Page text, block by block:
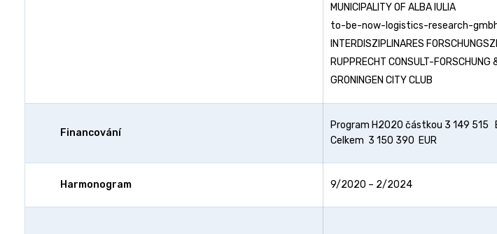
MUNICIPALITY OF ALBA IULIA
to-be-now-logistics-research-
INTERDISZIPLINARES
RUPPRECHT CONSULT-FORSCHUNG
GRONINGEN CITY CLUB
Financování
Program H2020 částkou 3 149 515
Celkem 3 150 390 EUR
Harmonogram 9/2020 – 2/2024